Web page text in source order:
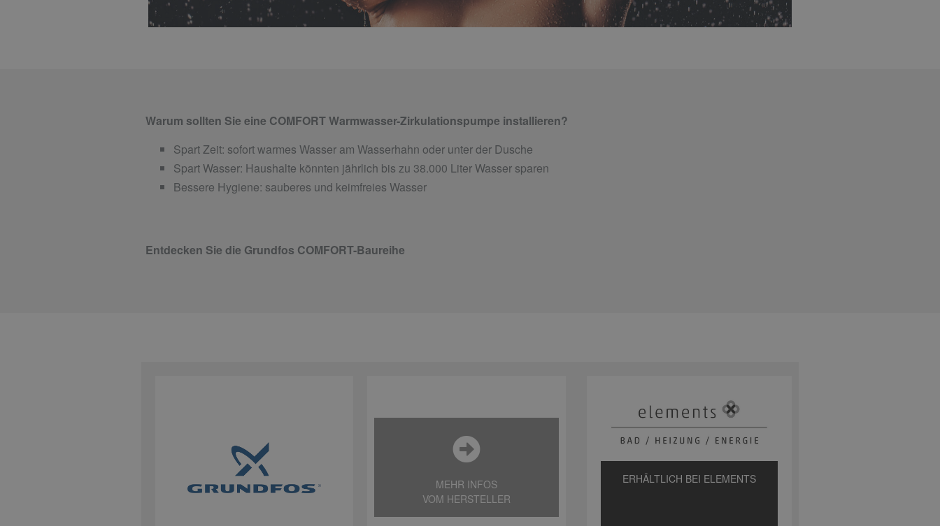
Warum sollten Sie eine COMFORT Warmwasser-Zirkulationspumpe installieren?
Spart Zeit: sofort warmes Wasser am Wasserhahn oder unter der Dusche
Spart Wasser: Haushalte könnten jährlich bis zu 38.000 Liter Wasser sparen
Bessere Hygiene: sauberes und keimfreies Wasser
Entdecken Sie die Grundfos COMFORT-Baureihe
MEHR INFOS
VOM HERSTELLER
ERHÄLTLICH BEI ELEMENTS